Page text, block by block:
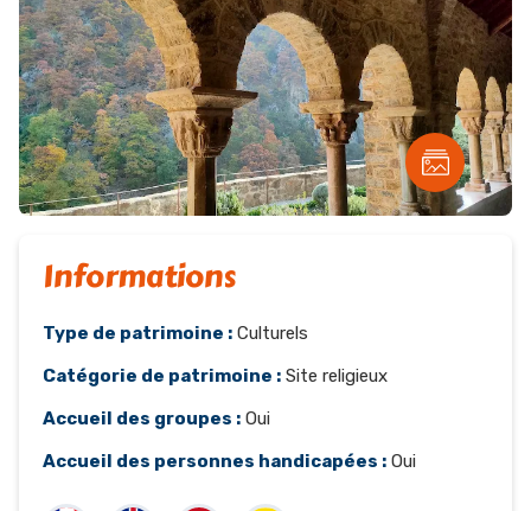
Informations
Type de patrimoine : Culturels
Catégorie de patrimoine : Site religieux
Accueil des groupes : Oui
Accueil des personnes handicapées : Oui